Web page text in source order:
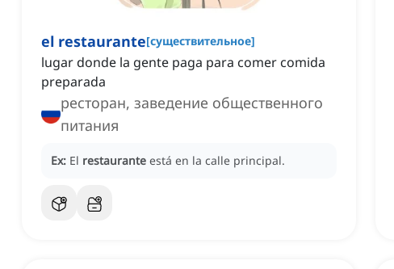
el restaurante[существительное]
lugar donde la gente paga para comer comida
preparada
ресторан, заведение общественного
питания
Ex: El restaurante está en la calle principal.